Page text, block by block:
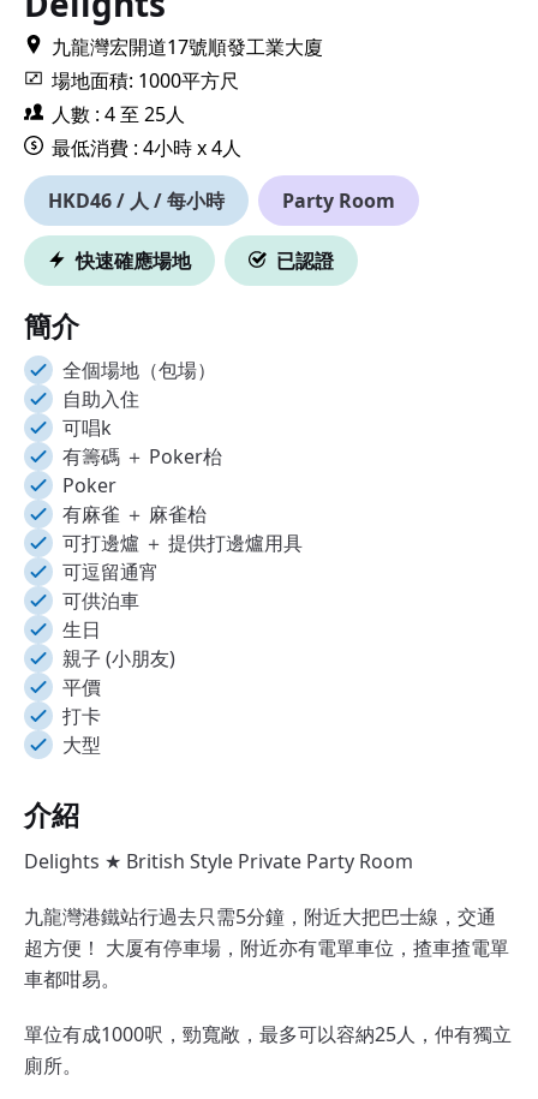
九龍灣宏開道17號順發工業大廈
場地面積: 1000平方尺
人數 : 4 至 25人
最低消費 : 4小時 x 4人
HKD46 / 人 / 每小時
Party Room
快速確應場地 已認證
簡介
全個場地（包場）
自助入住
可唱k
有籌碼 ＋ Poker枱
Poker
有麻雀 ＋ 麻雀枱
可打邊爐 ＋ 提供打邊爐用具
可逗留通宵
可供泊車
生日
親子 (小朋友)
平價
打卡
大型
介紹
Delights ★ British Style Private Party Room
九龍灣港鐵站行過去只需5分鐘，附近大把巴士線，交通
超方便！ 大厦有停車場，附近亦有電單車位，揸車揸電單
車都咁易。
單位有成1000呎，勁寬敞，最多可以容納25人，仲有獨立
廁所。